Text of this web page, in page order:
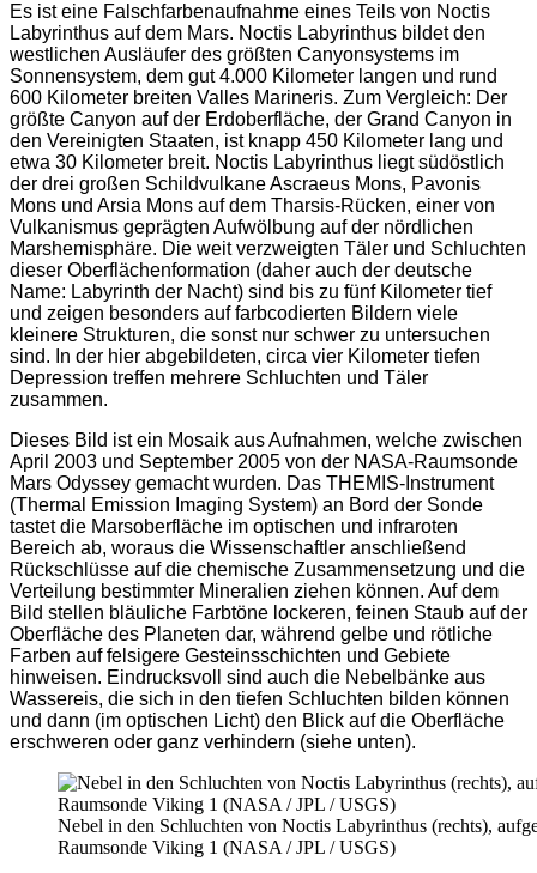
Es ist eine Falschfarbenaufnahme eines Teils von Noctis
Labyrinthus auf dem Mars. Noctis Labyrinthus bildet den
westlichen Ausläufer des größten Canyonsystems im
Sonnensystem, dem gut 4.000 Kilometer langen und rund
600 Kilometer breiten Valles Marineris. Zum Vergleich: Der
größte Canyon auf der Erdoberfläche, der Grand Canyon in
den Vereinigten Staaten, ist knapp 450 Kilometer lang und
etwa 30 Kilometer breit. Noctis Labyrinthus liegt südöstlich
der drei großen Schildvulkane Ascraeus Mons, Pavonis
Mons und Arsia Mons auf dem Tharsis-Rücken, einer von
Vulkanismus geprägten Aufwölbung auf der nördlichen
Marshemisphäre. Die weit verzweigten Täler und Schluchten
dieser Oberflächenformation (daher auch der deutsche
Name: Labyrinth der Nacht) sind bis zu fünf Kilometer tief
und zeigen besonders auf farbcodierten Bildern viele
kleinere Strukturen, die sonst nur schwer zu untersuchen
sind. In der hier abgebildeten, circa vier Kilometer tiefen
Depression treffen mehrere Schluchten und Täler
zusammen.
Dieses Bild ist ein Mosaik aus Aufnahmen, welche zwischen
April 2003 und September 2005 von der NASA-Raumsonde
Mars Odyssey gemacht wurden. Das THEMIS-Instrument
(Thermal Emission Imaging System) an Bord der Sonde
tastet die Marsoberfläche im optischen und infraroten
Bereich ab, woraus die Wissenschaftler anschließend
Rückschlüsse auf die chemische Zusammensetzung und die
Verteilung bestimmter Mineralien ziehen können. Auf dem
Bild stellen bläuliche Farbtöne lockeren, feinen Staub auf der
Oberfläche des Planeten dar, während gelbe und rötliche
Farben auf felsigere Gesteinsschichten und Gebiete
hinweisen. Eindrucksvoll sind auch die Nebelbänke aus
Wassereis, die sich in den tiefen Schluchten bilden können
und dann (im optischen Licht) den Blick auf die Oberfläche
erschweren oder ganz verhindern (siehe unten).
Nebel in den Schluchten von Noctis Labyrinthus (rechts),
Raumsonde Viking 1 (NASA / JPL / USGS)